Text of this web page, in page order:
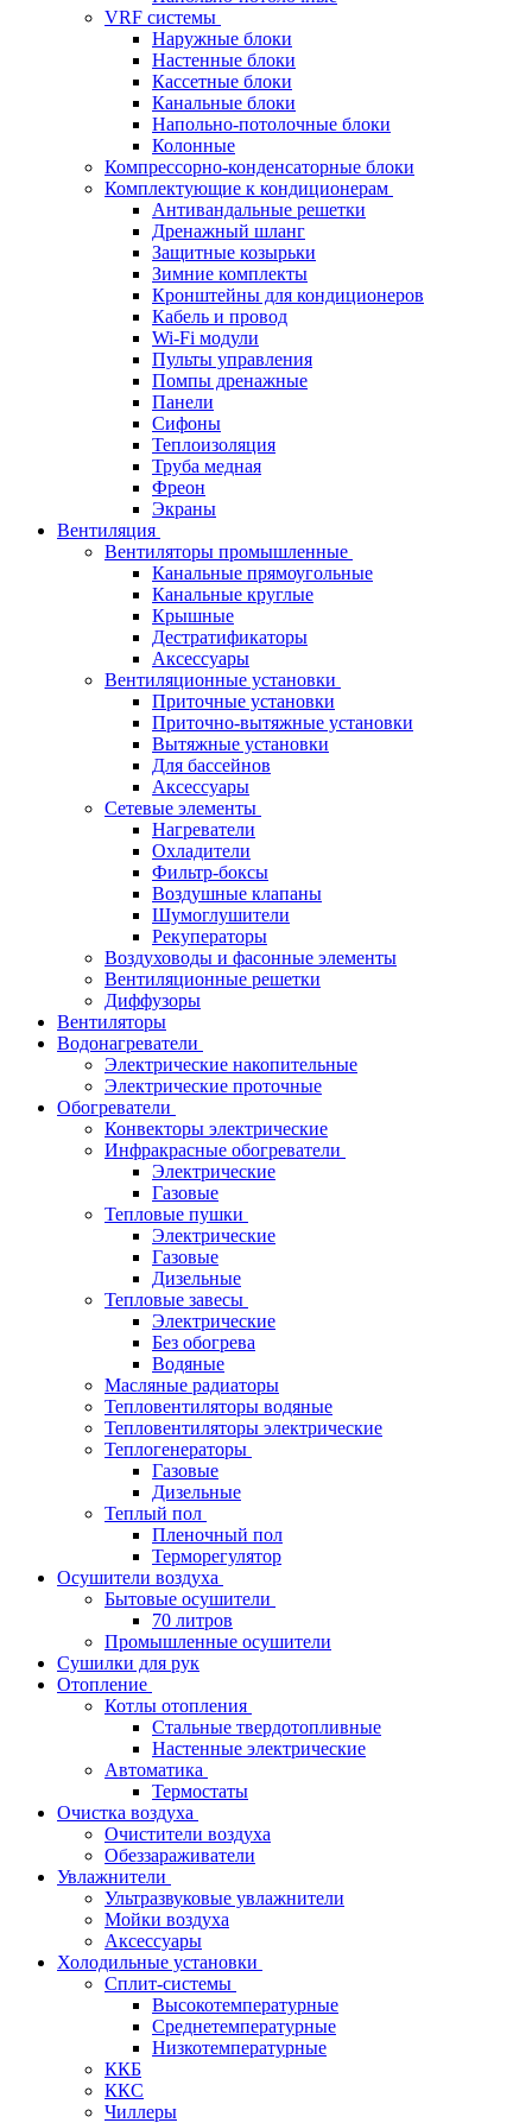
VRF системы
Наружные блоки
Настенные блоки
Кассетные блоки
Канальные блоки
Напольно-потолочные блоки
Колонные
Компрессорно-конденсаторные блоки
Комплектующие к кондиционерам
Антивандальные решетки
Дренажный шланг
Защитные козырьки
Зимние комплекты
Кронштейны для кондиционеров
Кабель и провод
Wi-Fi модули
Пульты управления
Помпы дренажные
Панели
Сифоны
Теплоизоляция
Труба медная
Фреон
Экраны
Вентиляция
Вентиляторы промышленные
Канальные прямоугольные
Канальные круглые
Крышные
Дестратификаторы
Аксессуары
Вентиляционные установки
Приточные установки
Приточно-вытяжные установки
Вытяжные установки
Для бассейнов
Аксессуары
Сетевые элементы
Нагреватели
Охладители
Фильтр-боксы
Воздушные клапаны
Шумоглушители
Рекуператоры
Воздуховоды и фасонные элементы
Вентиляционные решетки
Диффузоры
Вентиляторы
Водонагреватели
Электрические накопительные
Электрические проточные
Обогреватели
Конвекторы электрические
Инфракрасные обогреватели
Электрические
Газовые
Тепловые пушки
Электрические
Газовые
Дизельные
Тепловые завесы
Электрические
Без обогрева
Водяные
Масляные радиаторы
Тепловентиляторы водяные
Тепловентиляторы электрические
Теплогенераторы
Газовые
Дизельные
Теплый пол
Пленочный пол
Терморегулятор
Осушители воздуха
Бытовые осушители
70 литров
Промышленные осушители
Сушилки для рук
Отопление
Котлы отопления
Стальные твердотопливные
Настенные электрические
Автоматика
Термостаты
Очистка воздуха
Очистители воздуха
Обеззараживатели
Увлажнители
Ультразвуковые увлажнители
Мойки воздуха
Аксессуары
Холодильные установки
Сплит-системы
Высокотемпературные
Среднетемпературные
Низкотемпературные
ККБ
ККС
Чиллеры